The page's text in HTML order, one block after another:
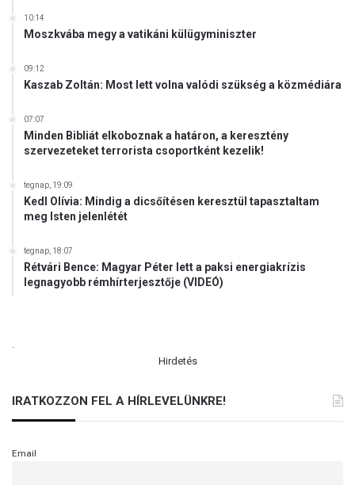
10:14
Moszkvába megy a vatikáni külügyminiszter
09:12
Kaszab Zoltán: Most lett volna valódi szükség a közmédiára
07:07
Minden Bibliát elkoboznak a határon, a keresztény
szervezeteket terrorista csoportként kezelik!
tegnap, 19:09
Kedl Olívia: Mindig a dicsőítésen keresztül tapasztaltam
meg Isten jelenlétét
tegnap, 18:07
Rétvári Bence: Magyar Péter lett a paksi energiakrízis
legnagyobb rémhírterjesztője (VIDEÓ)
.
Hirdetés
IRATKOZZON FEL A HÍRLEVELÜNKRE!
Email